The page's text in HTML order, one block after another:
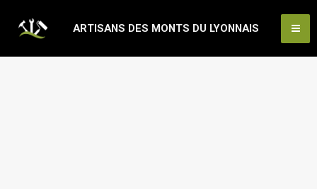
ARTISANS DES MONTS DU LYONNAIS